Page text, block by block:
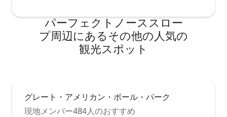
パーフェクトノーススロー
プ⁠周⁠辺⁠に⁠あ⁠るそ⁠の⁠他⁠の人⁠気⁠の
観⁠光⁠ス⁠ポ⁠ッ⁠ト
グレート・アメリカン・ボール・パーク
現地メンバー484人のおすすめ